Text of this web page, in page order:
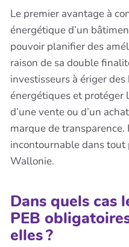
Le premier avantage à
énergétique d’un
pouvoir planifier des
raison de sa double
investisseurs à ériger
énergétiques et protéger
d’une vente ou d’un
marque de transparence.
incontournable dans
Wallonie.
Dans quels cas
PEB
elles ?